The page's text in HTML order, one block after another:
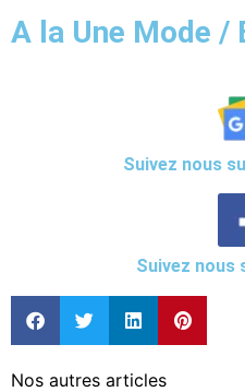
A la Une Mode /
Suivez nous
Suivez nous
Nos autres articles